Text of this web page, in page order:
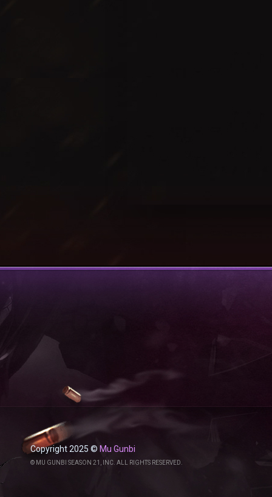
Copyright 2025 © Mu Gunbi
© MU GUNBI SEASON 21, INC. ALL RIGHTS RESERVED.